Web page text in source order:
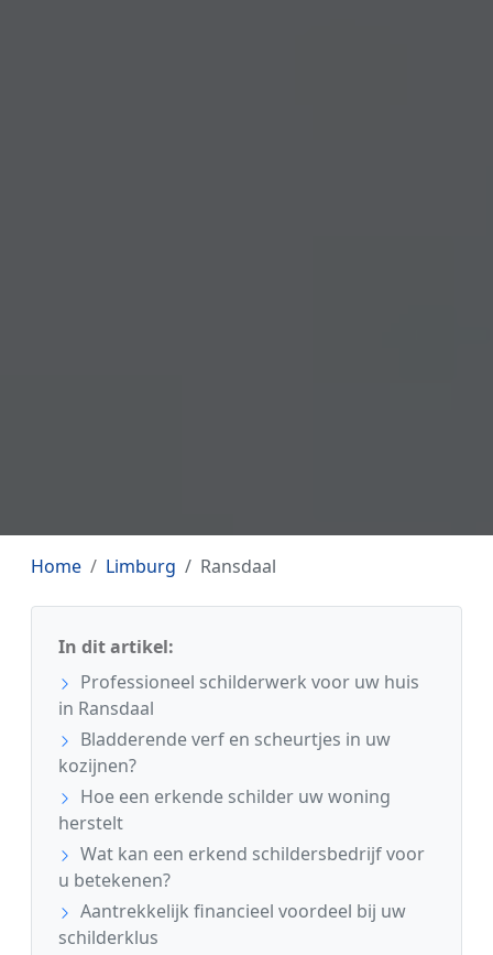
Home Limburg Ransdaal
In dit artikel:
Professioneel schilderwerk voor uw huis
in Ransdaal
Bladderende verf en scheurtjes in uw
kozijnen?
Hoe een erkende schilder uw woning
herstelt
Wat kan een erkend schildersbedrijf voor
u betekenen?
Aantrekkelijk financieel voordeel bij uw
schilderklus